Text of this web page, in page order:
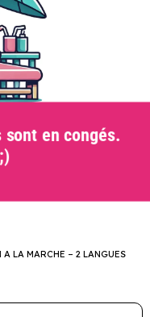
en congés.
LA MARCHE – 2 LANGUES